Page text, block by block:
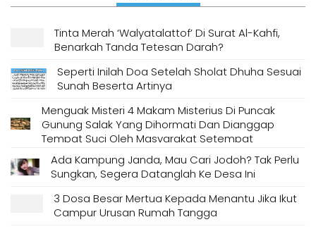
Tinta Merah ‘Walyatalattof’ Di Surat Al-Kahfi,
Benarkah Tanda Tetesan Darah?
Seperti Inilah Doa Setelah Sholat Dhuha Sesuai
Sunah Beserta Artinya
Menguak Misteri 4 Makam Misterius Di Puncak
Gunung Salak Yang Dihormati Dan Dianggap
Tempat Suci Oleh Masyarakat Setempat
Ada Kampung Janda, Mau Cari Jodoh? Tak Perlu
Sungkan, Segera Datanglah Ke Desa Ini
3 Dosa Besar Mertua Kepada Menantu Jika Ikut
Campur Urusan Rumah Tangga